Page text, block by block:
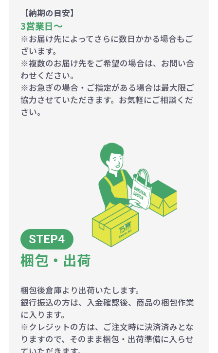
【納期の目安】
3営業日〜
※お届け先によってさらに数日かかる場合もご
ざいます。
※複数のお届け先をご希望の場合は、お問い合
わせください。
※お急ぎの場合・ご指定がある場合は最大限ご
協力させていただきます。お気軽にご相談くだ
さい。
梱包・出荷
梱包後倉庫より出荷いたします。
銀行振込の方は、入金確認後、商品の梱包作業
に入ります。
※クレジットの方は、ご注文時に決済済みとな
りますので、そのまま梱包・出荷準備に入らせ